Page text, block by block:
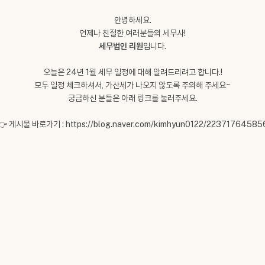
안녕하세요.
언제나 친절한 여러분들의 세무사!
세무법인 리원입니다.
오늘은 24년 1월 세무 일정에 대해 알려드리려고 합니다.!
모두 일정 체크하셔서, 가산세가 나오지 않도록 주의해 주세요~
궁금하신 분들은 아래 링크를 눌러주세요.
게시물 바로가기 : https://blog.naver.com/kimhyun0122/